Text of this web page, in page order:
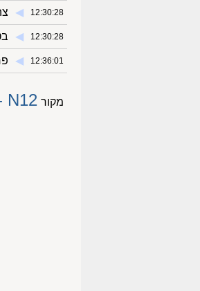
12:30:28
◀︎
12:30:28
◀︎
12:36:01
◀︎
מקור N12 - חדשות